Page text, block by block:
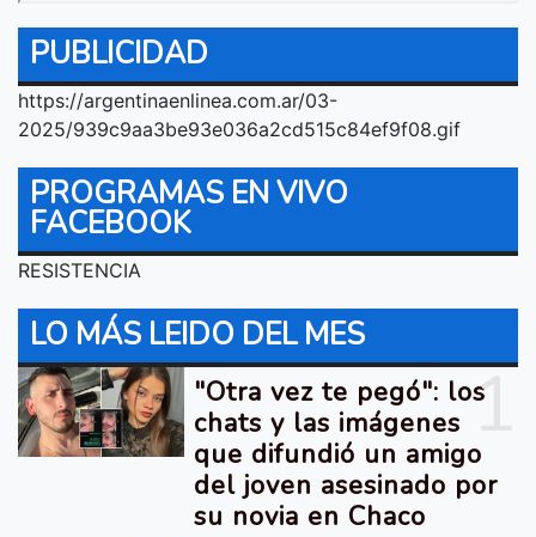
PUBLICIDAD
https://argentinaenlinea.com.ar/03-
2025/939c9aa3be93e036a2cd515c84ef9f08.gif
PROGRAMAS EN VIVO
FACEBOOK
RESISTENCIA
LO MÁS LEIDO DEL MES
1
"Otra vez te pegó": los
chats y las imágenes
que difundió un amigo
del joven asesinado por
su novia en Chaco